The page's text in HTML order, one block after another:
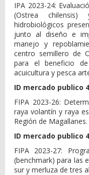
IPA 2023-24:
(Ostrea
hidrobiológicos
junto al diseño e
manejo y
centro semillero de
para el beneficio
acuicultura y pesca
ID mercado publico
FIPA 2023-26:
raya volantín y raya
Región de Magallanes.
ID mercado publico
FIPA 2023-27:
(benchmark) para las
sur y merluza de tres